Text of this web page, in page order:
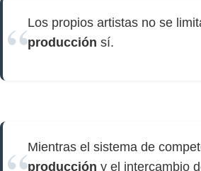
Los propios artistas no se
producción sí.
Mientras el sistema de
producción y el intercambio